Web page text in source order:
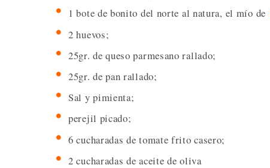
1 bote de bonito del norte al natura, el mío de
2 huevos;
25gr. de queso parmesano rallado;
25gr. de pan rallado;
Sal y pimienta;
perejil picado;
6 cucharadas de tomate frito casero;
2 cucharadas de aceite de oliva